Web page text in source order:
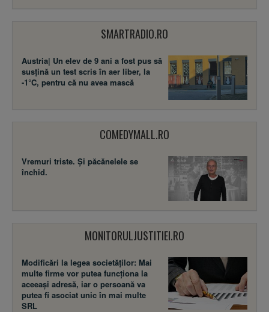
SMARTRADIO.RO
Austria| Un elev de 9 ani a fost pus să
susţină un test scris în aer liber, la
-1°C, pentru că nu avea mască
COMEDYMALL.RO
Vremuri triste. Şi păcănelele se
închid.
MONITORULJUSTITIEI.RO
Modificări la legea societăţilor: Mai
multe firme vor putea funcţiona la
aceeaşi adresă, iar o persoană va
putea fi asociat unic în mai multe
SRL